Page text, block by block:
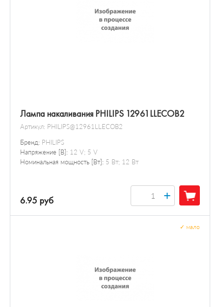
Лампа накаливания PHILIPS 12961LLECOB2
Артикул: PHILIPS@12961LLECOB2
Бренд: PHILIPS
Напряжение [В]: 12 V; 5 V
Номинальная мощность [Вт]: 5 Вт; 12 Вт
6.95 руб +
мало